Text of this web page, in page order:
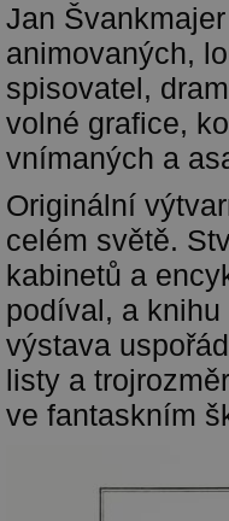
Jan
animovaných,
spisovatel,
volné grafice,
vnímaných a
Originální
celém světě.
kabinetů a
podíval, a
výstava
listy a
ve fantaskním